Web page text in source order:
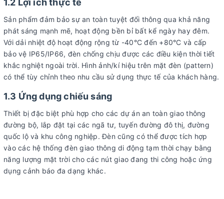
1.2 Lợi ích thực tế
Sản phẩm đảm bảo sự an toàn tuyệt đối thông qua khả năng
phát sáng mạnh mẽ, hoạt động bền bỉ bất kể ngày hay đêm.
Với dải nhiệt độ hoạt động rộng từ -40°C đến +80°C và cấp
bảo vệ IP65/IP66, đèn chống chịu được các điều kiện thời tiết
khắc nghiệt ngoài trời. Hình ảnh/kí hiệu trên mặt đèn (pattern)
có thể tùy chỉnh theo nhu cầu sử dụng thực tế của khách hàng.
1.3 Ứng dụng chiếu sáng
Thiết bị đặc biệt phù hợp cho các dự án an toàn giao thông
đường bộ, lắp đặt tại các ngã tư, tuyến đường đô thị, đường
quốc lộ và khu công nghiệp. Đèn cũng có thể được tích hợp
vào các hệ thống đèn giao thông di động tạm thời chạy bằng
năng lượng mặt trời cho các nút giao đang thi công hoặc ứng
dụng cảnh báo đa dạng khác.